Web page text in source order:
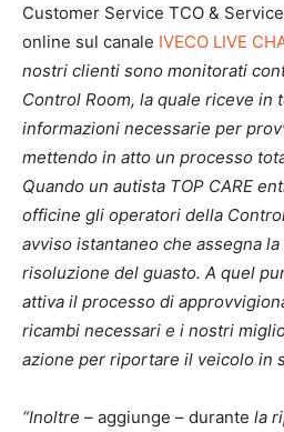
Customer Service TCO &
online sul canale IVECO LIVE
nostri clienti sono monitorati
Control Room, la quale riceve in
informazioni necessarie per
mettendo in atto un processo
Quando un autista TOP CARE
officine gli operatori della
avviso istantaneo che assegna
risoluzione del guasto. A quel
attiva il processo di
ricambi necessari e i nostri
azione per riportare il veicolo in
“Inoltre – aggiunge – durante la